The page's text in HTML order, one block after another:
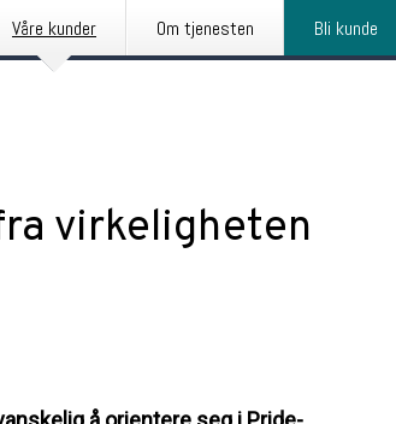
Våre kunder Om tjenesten Bli kunde
virkeligheten